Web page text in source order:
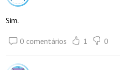
Sim.
0 comentários 1 0